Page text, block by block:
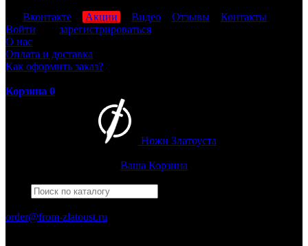
Вконтакте Акции Видео Отзывы
Контакты
Войти
зарегистрироваться
О нас
Оплата и доставка
Как оформить заказ?
Корзина 0
Ножи Златоуста
Ваша Корзина
order@from-zlatoust.ru